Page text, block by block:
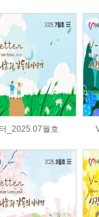
_2025.07월호